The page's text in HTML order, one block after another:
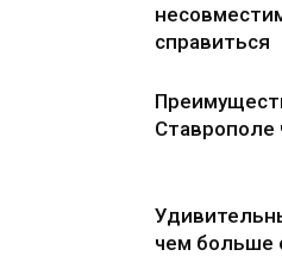
справиться
Ставрополе
чем больше